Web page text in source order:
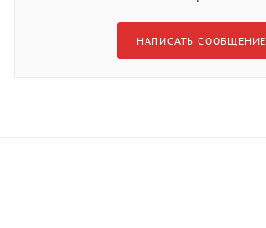
НАПИСАТЬ СООБЩЕНИЕ